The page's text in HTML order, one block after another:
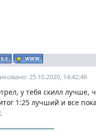
25.10.2020, 14:42:46
у тебя скилл лучше,
1:25 лучший и все